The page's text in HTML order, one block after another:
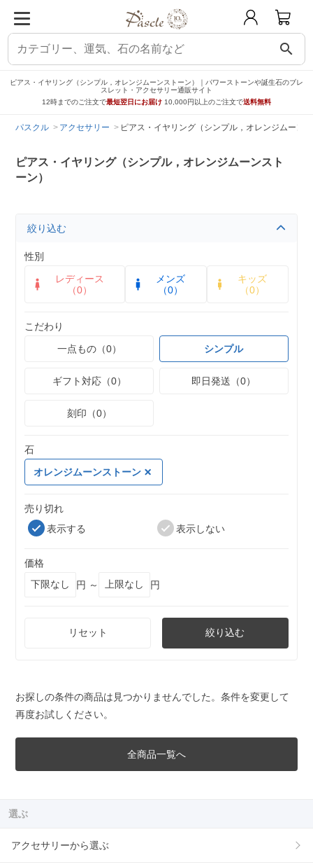
search
ピアス・イヤリング（シンプル，オレンジムーンストーン）｜パワーストーンや誕生石のブレ
スレット・アクセサリー通販サイト
12時までのご注文で最短翌日にお届け 10,000円以上のご注文で送料無料
パスクル アクセサリー ピアス・イヤリング（シンプル，オレンジムーン
ピアス・イヤリング（シンプル，オレンジムーンスト
ーン）
絞り込む
性別
レディース
（0）
メンズ
（0）
キッズ
（0）
こだわり
一点もの（0）
シンプル
ギフト対応（0） 即日発送（0）
刻印（0）
石
オレンジムーンストーン
売り切れ
表示する
表示しない
価格
円 ～
円
リセット 絞り込む
お探しの条件の商品は見つかりませんでした。条件を変更して
再度お試しください。
全商品一覧へ
選ぶ
アクセサリーから選ぶ